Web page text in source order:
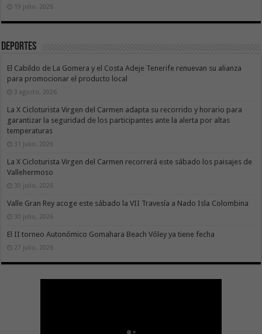
19 julio, 2026
Deportes
El Cabildo de La Gomera y el Costa Adeje Tenerife renuevan su alianza
para promocionar el producto local
3 agosto, 2026
La X Cicloturista Virgen del Carmen adapta su recorrido y horario para
garantizar la seguridad de los participantes ante la alerta por altas
temperaturas
31 julio, 2026
La X Cicloturista Virgen del Carmen recorrerá este sábado los paisajes de
Vallehermoso
30 julio, 2026
Valle Gran Rey acoge este sábado la VII Travesía a Nado Isla Colombina
30 julio, 2026
El II torneo Autonómico Gomahara Beach Vóley ya tiene fecha
27 julio, 2026